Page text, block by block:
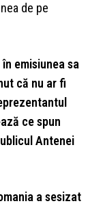
de pe
emisiunea sa
că nu ar fi
ce spun
Antenei
a sesizat